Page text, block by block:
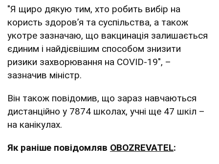
"Я щиро дякую тим, хто робить вибір на
користь здоров’я та суспільства, а також
укотре зазначаю, що вакцинація залишається
єдиним і найдієвішим способом знизити
ризики захворювання на COVID-19", –
зазначив міністр.
Він також повідомив, що зараз навчаються
дистанційно у 7874 школах, учні ще 47 шкіл –
на канікулах.
Як раніше повідомляв OBOZREVATEL: